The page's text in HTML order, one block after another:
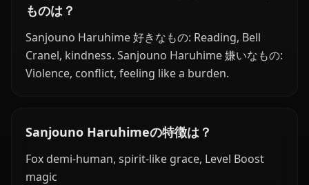
ものは？
Sanjouno Haruhime 好きなもの: Reading, Bell
Cranel, kindness. Sanjouno Haruhime 嫌いなもの:
Violence, conflict, feeling like a burden.
Sanjouno Haruhimeの特徴は？
Fox demi-human, spirit-like grace, Level Boost
magic